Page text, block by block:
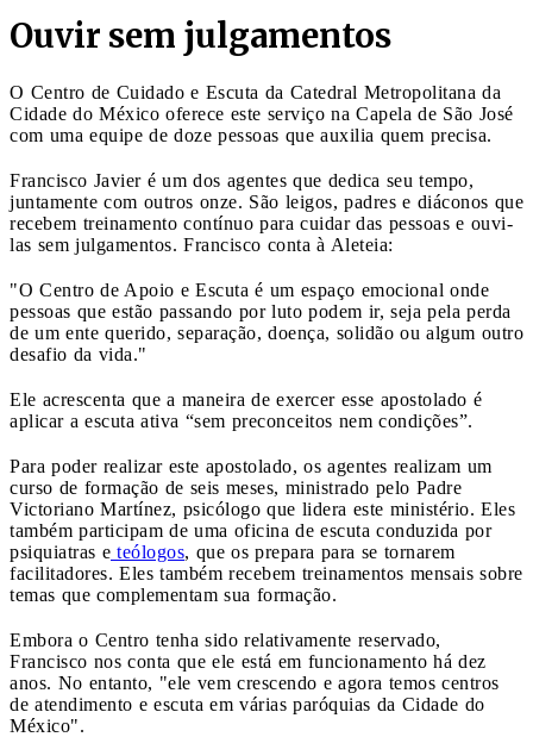
Ouvir sem julgamentos
O Centro de Cuidado e Escuta da Catedral Metropolitana da
Cidade do México oferece este serviço na Capela de São José
com uma equipe de doze pessoas que auxilia quem precisa.
Francisco Javier é um dos agentes que dedica seu tempo,
juntamente com outros onze. São leigos, padres e diáconos que
recebem treinamento contínuo para cuidar das pessoas e ouvi-
las sem julgamentos. Francisco conta à Aleteia:
"O Centro de Apoio e Escuta é um espaço emocional onde
pessoas que estão passando por luto podem ir, seja pela perda
de um ente querido, separação, doença, solidão ou algum outro
desafio da vida."
Ele acrescenta que a maneira de exercer esse apostolado é
aplicar a escuta ativa “sem preconceitos nem condições”.
Para poder realizar este apostolado, os agentes realizam um
curso de formação de seis meses, ministrado pelo Padre
Victoriano Martínez, psicólogo que lidera este ministério. Eles
também participam de uma oficina de escuta conduzida por
psiquiatras e teólogos, que os prepara para se tornarem
facilitadores. Eles também recebem treinamentos mensais sobre
temas que complementam sua formação.
Embora o Centro tenha sido relativamente reservado,
Francisco nos conta que ele está em funcionamento há dez
anos. No entanto, "ele vem crescendo e agora temos centros
de atendimento e escuta em várias paróquias da Cidade do
México".